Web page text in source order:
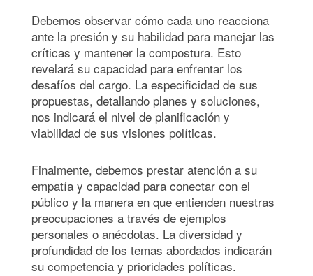
Debemos observar cómo cada uno reacciona
ante la presión y su habilidad para manejar las
críticas y mantener la compostura. Esto
revelará su capacidad para enfrentar los
desafíos del cargo. La especificidad de sus
propuestas, detallando planes y soluciones,
nos indicará el nivel de planificación y
viabilidad de sus visiones políticas.
Finalmente, debemos prestar atención a su
empatía y capacidad para conectar con el
público y la manera en que entienden nuestras
preocupaciones a través de ejemplos
personales o anécdotas. La diversidad y
profundidad de los temas abordados indicarán
su competencia y prioridades políticas.